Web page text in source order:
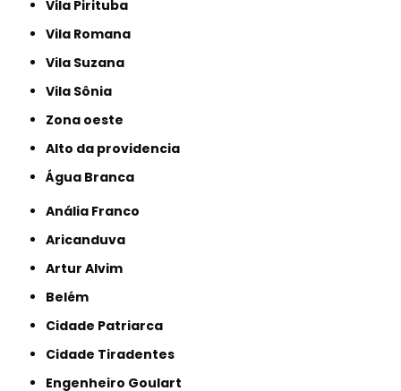
Vila Pirituba
Vila Romana
Vila Suzana
Vila Sônia
Zona oeste
alto da providencia
Água Branca
Anália Franco
Aricanduva
Artur Alvim
Belém
Cidade Patriarca
Cidade Tiradentes
Engenheiro Goulart